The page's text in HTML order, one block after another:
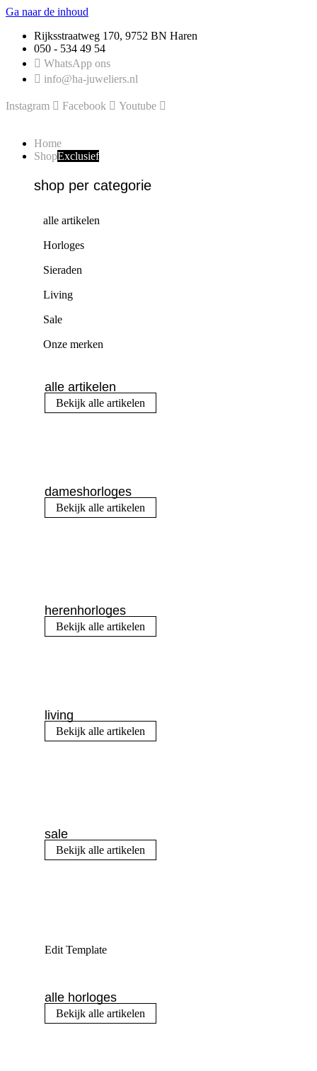
Ga naar de inhoud
Rijksstraatweg 170, 9752 BN Haren
050 - 534 49 54
WhatsApp ons
info@ha-juweliers.nl
Instagram Facebook Youtube
Home
ShopExclusief
shop per categorie
alle artikelen
Horloges
Sieraden
Living
Sale
Onze merken
alle artikelen
Bekijk alle artikelen
dameshorloges
Bekijk alle artikelen
herenhorloges
Bekijk alle artikelen
living
Bekijk alle artikelen
sale
Bekijk alle artikelen
Edit Template
alle horloges
Bekijk alle artikelen